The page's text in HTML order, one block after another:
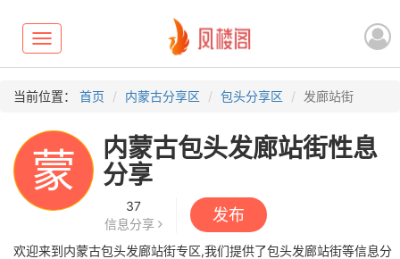
Toggle
navigation
当前位置： 首页 内蒙古分享区 包头分享区 发廊站街
蒙
内蒙古包头发廊站街性息
分享
37
信息分享
发布
欢迎来到内蒙古包头发廊站街专区,我们提供了包头发廊站街等信息分